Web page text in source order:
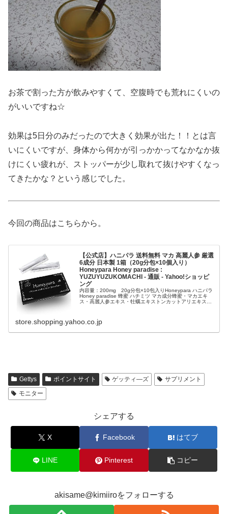
お茶で割った方が飲みやすくて、空腹時でも荒れにくいの
がいいですね☆
効果は5日分のみだったので大きく効果が出た！！とは言
いにくいですが、身体から何かが引っかかってなかなか抜
けにくい疲れが、ストッパーが少し取れて抜けやすくなっ
てきたかな？という感じでした。
今回の商品はこちらから。
【公式店】ハニパラ 送料無料 マカ 高麗人参 厳選
6成分 日本製 1箱（20g分包×10個入り）
Honeypara Honey paradise :
YUZUYUZUKOMACHI - 通販 - Yahoo!ショッピ
ング
内容量：200mg 20g分包×10包入りHoneypara ハニパラ
Honey paradise 蜂蜜 ハチミツ マカ成分蜂蜜・マカエキ
ス・高麗人参エキス・牡蠣エキストンカットアリエキス・
store.shopping.yahoo.co.jp
Gettys ポイントサイト ゲッティ―ズ
サプリメント
モニター
シェアする
X Facebook はてブ
LINE Pinterest コピー
akisame@kimiiroをフォローする